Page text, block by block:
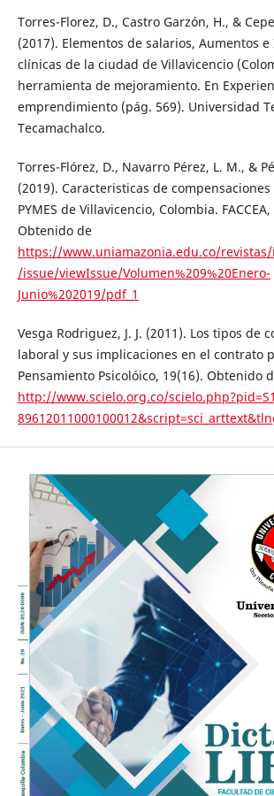
Torres-Florez, D., Castro Garzón, H., &
(2017). Elementos de salarios, Aumentos
clínicas de la ciudad de Villavicencio
herramienta de mejoramiento. En
emprendimiento (pág. 569). Universidad
Tecamachalco.
Torres-Flórez, D., Navarro Pérez, L. M., &
(2019). Caracteristicas de
PYMES de Villavicencio, Colombia.
Obtenido de
https://www.uniamazonia.edu.co/
/issue/viewIssue/Volumen%209%20Enero-
Junio%202019/pdf_1
Vesga Rodriguez, J. J. (2011). Los tipos de
laboral y sus implicaciones en el contrato
Pensamiento Psicolóico, 19(16). Obtenido
http://www.scielo.org.co/